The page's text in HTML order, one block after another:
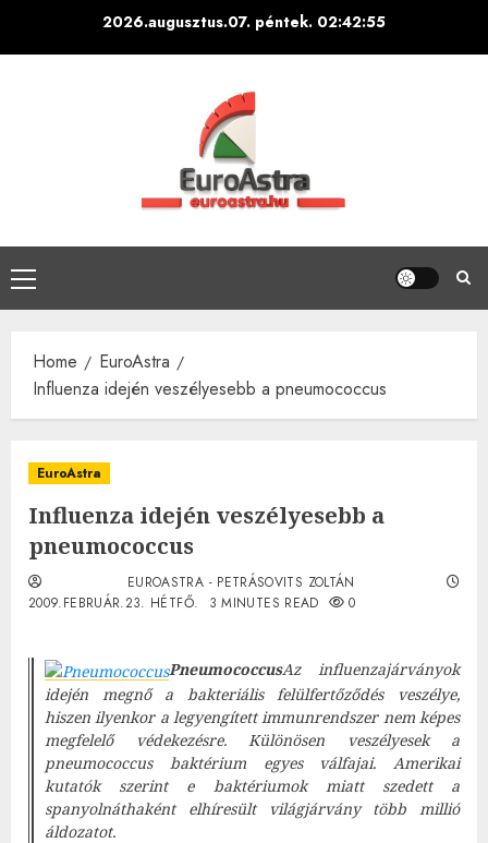
2026.augusztus.07. péntek. 02:42:56
Primary
Menu
Home
EuroAstra
Influenza idején veszélyesebb a pneumococcus
EuroAstra
Influenza idején veszélyesebb a
pneumococcus
EUROASTRA - PETRÁSOVITS ZOLTÁN
2009.FEBRUÁR.23. HÉTFŐ.
3 MINUTES READ 0
PneumococcusAz influenzajárványok
idején megnő a bakteriális felülfertőződés veszélye,
hiszen ilyenkor a legyengített immunrendszer nem képes
megfelelő védekezésre. Különösen veszélyesek a
pneumococcus baktérium egyes válfajai. Amerikai
kutatók szerint e baktériumok miatt szedett a
spanyolnáthaként elhíresült világjárvány több millió
áldozatot.